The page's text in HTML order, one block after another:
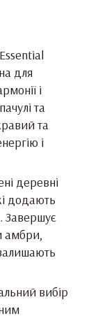
для
і
та
та
і
деревні
додають
Завершує
амбри,
вибір